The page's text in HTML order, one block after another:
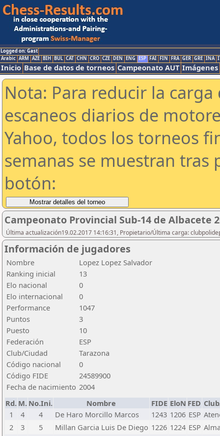
Logged on: Gast
Arabic ARM AZE BIH BUL CAT CHN CRO CZE DEN ENG ESP FAI FIN FRA GER GRE INA
Inicio Base de datos de torneos Campeonato AUT Imágenes
Nota: Para reducir la
escaneos diarios de
Yahoo, todos los torneos
semanas se muestran tras
botón:
Campeonato Provincial Sub-14 de Albacete
Última actualización19.02.2017 14:16:31, Propietario/Última carga:
Información de jugadores
Nombre
Lopez Lopez Salvador
Ranking inicial
13
Elo nacional
0
Elo internacional
0
Performance
1047
Puntos
3
Puesto
10
Federación
ESP
Club/Ciudad
Tarazona
Código nacional
0
Código FIDE
24589900
Fecha de nacimiento 2004
Rd. M. No.Ini. Nombre FIDE EloN FED
1
4 4 De Haro Morcillo Marcos 1243 1206 ESP
2
3 5 Millan Garcia Luis De Diego 1226 1224 ESP